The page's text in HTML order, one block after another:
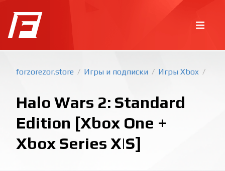
forzorezor.store / Игры и подписки / Игры Xbox /
Halo Wars 2: Standard
Edition [Xbox One +
Xbox Series X|S]